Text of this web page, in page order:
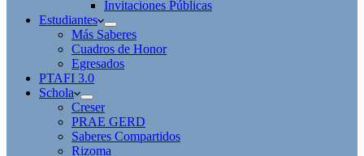
Invitaciones Públicas
Estudiantes
Más Saberes
Cuadros de Honor
Egresados
PTAFI 3.0
Schola
Creser
PRAE GERD
Saberes Compartidos
Rizoma